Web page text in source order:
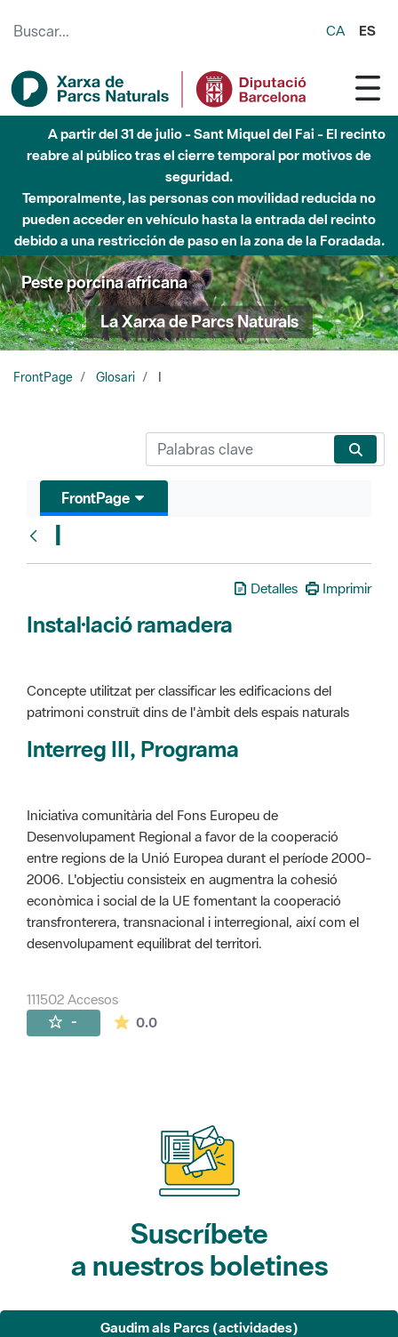
CA ES
A partir del 31 de julio - Sant Miquel del Fai - El recinto
reabre al público tras el cierre temporal por motivos de
seguridad.
Temporalmente, las personas con movilidad reducida no
pueden acceder en vehículo hasta la entrada del recinto
debido a una restricción de paso en la zona de la Foradada.
Peste porcina africana
La Xarxa de Parcs Naturals
FrontPage Glosari
FrontPage
I
Detalles Imprimir
Instal·lació ramadera
Concepte utilitzat per classificar les edificacions del
patrimoni construït dins de l'àmbit dels espais naturals
Interreg III, Programa
Iniciativa comunitària del Fons Europeu de
Desenvolupament Regional a favor de la cooperació
entre regions de la Unió Europea durant el període 2000-
2006. L'objectiu consisteix en augmentra la cohesió
econòmica i social de la UE fomentant la cooperació
transfronterera, transnacional i interregional, així com el
desenvolupament equilibrat del territori.
111502 Accesos
- 0.0La valoración media es de 0 estrellas de
Suscríbete
a nuestros boletines
Gaudim als Parcs (actividades)